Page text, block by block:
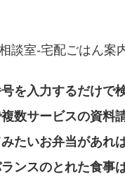
談室‐宅配ごはん案
を入力するだけで
数サービスの資料
たいお弁当があれ
ンスのとれた食事